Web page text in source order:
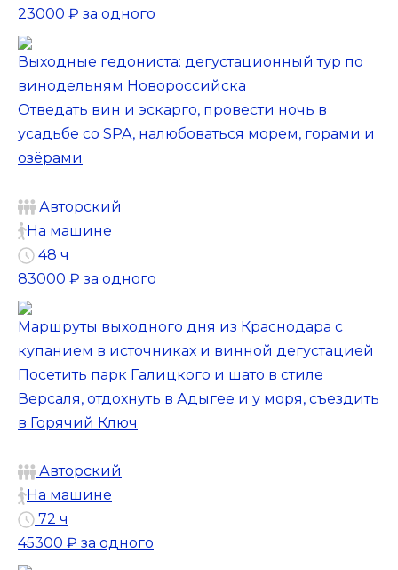
23000 ₽ за одного
Выходные гедониста: дегустационный тур по
винодельням Новороссийска
Отведать вин и эскарго, провести ночь в
усадьбе со SPA, налюбоваться морем, горами и
озёрами
Авторский
На машине
48 ч
83000 ₽ за одного
Маршруты выходного дня из Краснодара с
купанием в источниках и винной дегустацией
Посетить парк Галицкого и шато в стиле
Версаля, отдохнуть в Адыгее и у моря, съездить
в Горячий Ключ
Авторский
На машине
72 ч
45300 ₽ за одного